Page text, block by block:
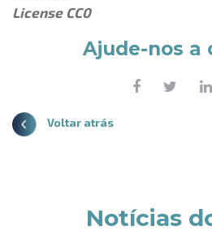
License CC0
Ajude-nos a
Voltar atrás
Notícias